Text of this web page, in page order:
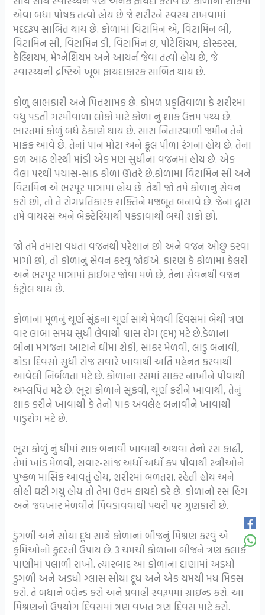
એવા બધા પોષક તત્વો હોય છે જે શરીરને સ્વસ્થ રાખવામાં
મદદરૂપ સાબિત થાય છે. કોળામાં વિટામિન એ, વિટામિન બી,
વિટામિન સી, વિટામિન ડી, વિટામિન ઇ, પોટેશિયમ, ફોસ્ફરસ,
કેલ્શિયમ, મેગ્નેશિયમ અને આયર્ન જેવા તત્વો હોય છે, જે
સ્વાસ્થ્યની દ્રષ્ટિએ ખૂબ ફાયદાકારક સાબિત થાય છે.
કોળું લાભકારી અને પિત્તશામક છે. કોમળ પ્રકૃતિવાળા કે શરીરમાં
વધુ પડતી ગરમીવાળા લોકો માટે કોળા નું શાક ઉત્તમ પથ્ય છે.
ભારતમાં કોળું બધે ઠેકાણે થાય છે. સારા નિતારવાળી જમીન તેને
માફક આવે છે. તેનાં પાન મોટા અને ફૂલ પીળા રંગના હોય છે. તેના
ફળ આઠ શેરથી માંડી એક મણ સુધીના વજનમાં હોય છે. એક
વેલા પરથી પચાસ-સાઠ કોળાં ઊતરે છે.કોળામાં વિટામિન સી અને
વિટામિન એ ભરપૂર માત્રામાં હોય છે. તેથી જો તમે કોળાનું સેવન
કરો છો, તો તે રોગપ્રતિકારક શક્તિને મજબૂત બનાવે છે. જેના દ્વારા
તમે વાયરસ અને બેક્ટેરિયાથી પકડાવાથી બચી શકો છો.
જો તમે તમારા વધતા વજનથી પરેશાન છો અને વજન ઓછું કરવા
માંગો છો, તો કોળાનું સેવન કરવું જોઈએ. કારણ કે કોળામાં કેલરી
અને ભરપૂર માત્રામાં ફાઈબર જોવા મળે છે, તેના સેવનથી વજન
કંટ્રોલ થાય છે.
કોળાના મૂળનું ચૂર્ણ સૂંઠના ચૂર્ણ સાથે મેળવી દિવસમાં બેથી ત્રણ
વાર લાંબા સમય સુધી લેવાથી શ્વાસ રોગ (દમ) મટે છે.કેળાનાં
બીના મગજના આટાને ઘીમાં શેકી, સાકર મેળવી, લાડુ બનાવી,
થોડા દિવસો સુધી રોજ સવારે ખાવાથી અતિ મહેનત કરવાથી
આવેલી નિર્બળતા મટે છે. કોળાના રસમાં સાકર નાખીને પીવાથી
અમ્લપિત્ત મટે છે. ભૂરા કોળાને સૂકવી, ચૂર્ણ કરીને ખાવાથી, તેનું
શાક કરીને ખાવાથી કે તેનો પાક અવલેહ બનાવીને ખાવાથી
પાંડુરોગ મટે છે.
ભૂરા કોળું નું ઘીમાં શાક બનાવી ખાવાથી અથવા તેનો રસ કાઢી,
તેમાં ખાંડ મેળવી, સવાર-સાંજ અર્ધો અર્ધો કપ પીવાથી સ્ત્રીઓને
પુષ્કળ માસિક આવતું હોય, શરીરમાં બળતરા. રહેતી હોય અને
લોહી ઘટી ગયું હોય તો તેમાં ઉત્તમ ફાયદો કરે છે. કોળાનો રસ હિંગ
અને જવખાર મેળવીને પિવડાવવાથી પથરી પર ગુણકારી છે.
ડુંગળી અને સોયા દૂધ સાથે કોળાનાં બીજનું મિશ્રણ કરવું એ
કૃમિઓનો કુદરતી ઉપાય છે. 3 ચમચી કોળાના બીજને ત્રણ કલાક
પાણીમાં પલાળી રાખો. ત્યારબાદ આ કોળાના દાણામાં અડધો
ડુંગળી અને અડધો ગ્લાસ સોયા દૂધ અને એક ચમચી મધ મિક્સ
કરો. તે બધાને બ્લેન્ડ કરો અને પ્રવાહી સ્વરૂપમાં ગ્રાઇન્ડ કરો. આ
મિશ્રણનો ઉપયોગ દિવસમાં ત્રણ વખત ત્રણ દિવસ માટે કરો.